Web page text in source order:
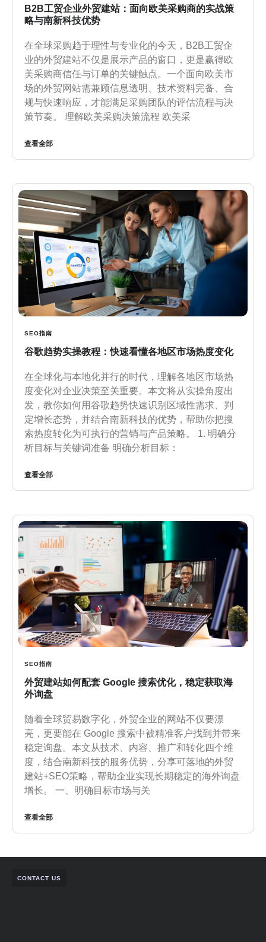
B2B工贸企业外贸建站：面向欧美采购商的实战策
略与南新科技优势
在全球采购趋于理性与专业化的今天，B2B工贸企
业的外贸建站不仅是展示产品的窗口，更是赢得欧
美采购商信任与订单的关键触点。一个面向欧美市
场的外贸网站需兼顾信息透明、技术资料完备、合
规与快速响应，才能满足采购团队的评估流程与决
策节奏。 理解欧美采购决策流程 欧美采
查看全部
SEO指南
谷歌趋势实操教程：快速看懂各地区市场热度变化
在全球化与本地化并行的时代，理解各地区市场热
度变化对企业决策至关重要。本文将从实操角度出
发，教你如何用谷歌趋势快速识别区域性需求、判
定增长态势，并结合南新科技的优势，帮助你把搜
索热度转化为可执行的营销与产品策略。 1. 明确分
析目标与关键词准备 明确分析目标：
查看全部
SEO指南
外贸建站如何配套 Google 搜索优化，稳定获取海
外询盘
随着全球贸易数字化，外贸企业的网站不仅要漂
亮，更要能在 Google 搜索中被精准客户找到并带来
稳定询盘。本文从技术、内容、推广和转化四个维
度，结合南新科技的服务优势，分享可落地的外贸
建站+SEO策略，帮助企业实现长期稳定的海外询盘
增长。 一、明确目标市场与关
查看全部
CONTACT US